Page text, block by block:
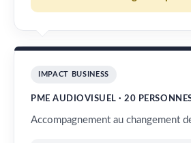
IMPACT BUSINESS
PME AUDIOVISUEL · 20
Accompagnement au changement